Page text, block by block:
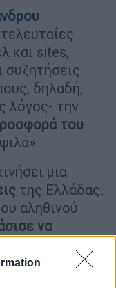
και sites,
δηλαδή,
λόγος- την
του
μια
της Ελλάδας.
αληθινού
να
. Σε μια